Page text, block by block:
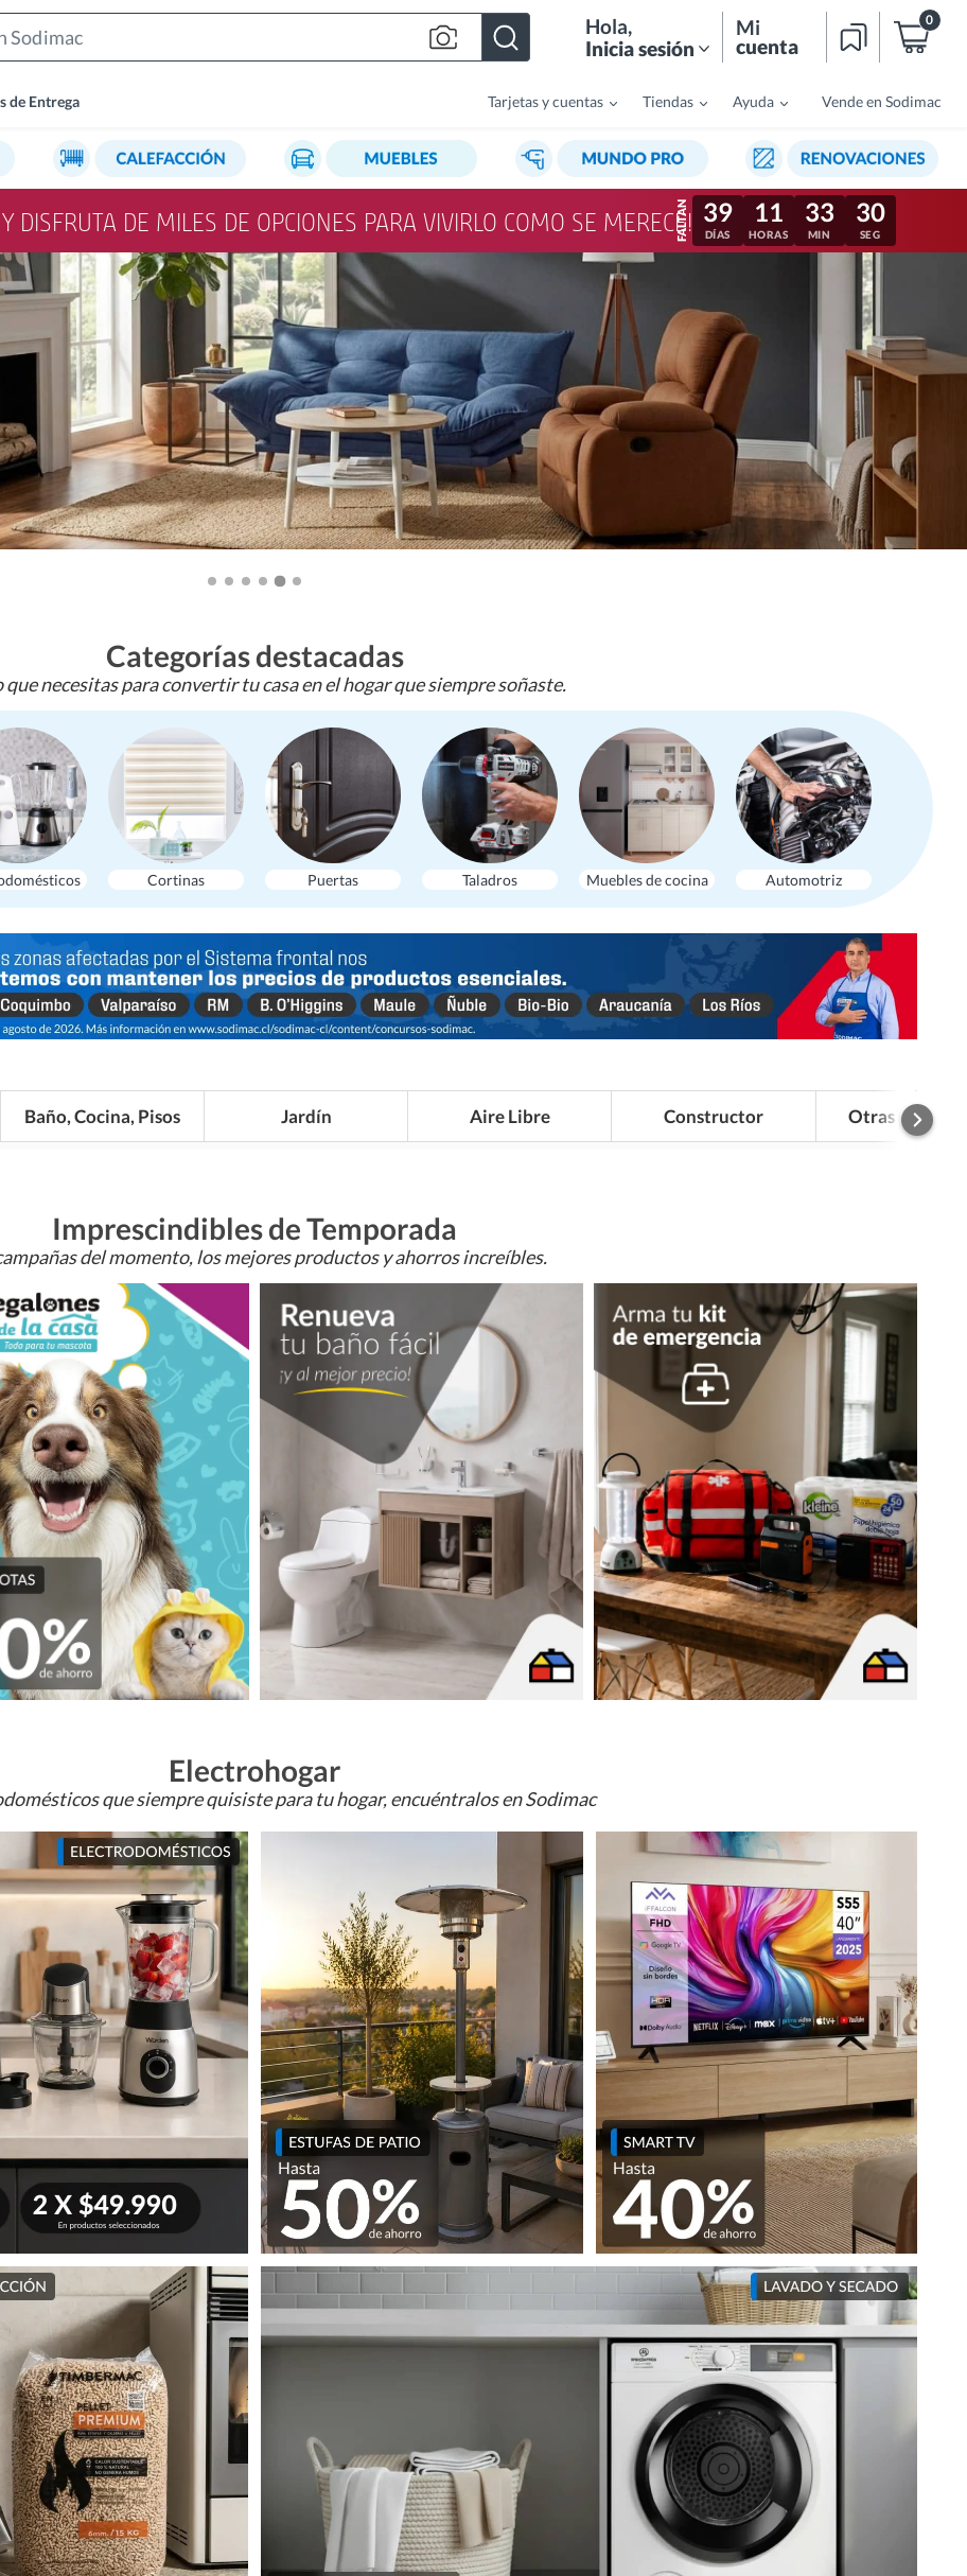
Hola,
Inicia sesión
Mi
cuenta
0
de Entrega Tarjetas y cuentas Tiendas Ayuda Vende en Sodimac
DISFRUTA DE MILES DE OPCIONES PARA VIVIRLO COMO SE MERECE! 39
DÍAS
11
HORAS
33
MIN
27
SEG
Categorías destacadas
que necesitas para convertir tu casa en el hogar que siempre soñaste.
Cortinas Puertas Taladros Muebles de cocina Automotriz
Baño, Cocina, Pisos Jardín Aire Libre Constructor Otras
Imprescindibles de Temporada
del momento, los mejores productos y ahorros increíbles.
Electrohogar
que siempre quisiste para tu hogar, encuéntralos en Sodimac